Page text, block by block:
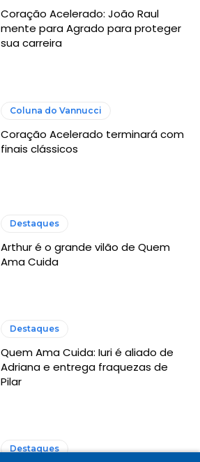
Coração Acelerado: João Raul
mente para Agrado para proteger
sua carreira
Coluna do Vannucci
Coração Acelerado terminará com
finais clássicos
Destaques
Arthur é o grande vilão de Quem
Ama Cuida
Destaques
Quem Ama Cuida: Iuri é aliado de
Adriana e entrega fraquezas de
Pilar
Destaques